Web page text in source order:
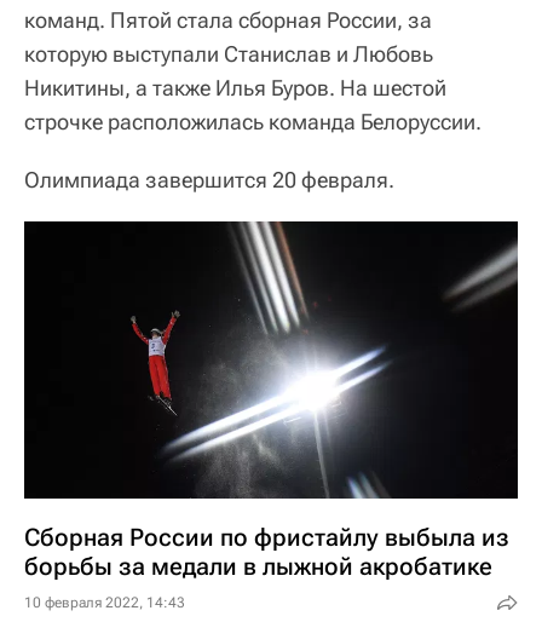
команд. Пятой стала сборная России, за
которую выступали Станислав и Любовь
Никитины, а также Илья Буров. На шестой
строчке расположилась команда Белоруссии.
Олимпиада завершится 20 февраля.
Сборная России по фристайлу выбыла из
борьбы за медали в лыжной акробатике
10 февраля 2022, 14:43